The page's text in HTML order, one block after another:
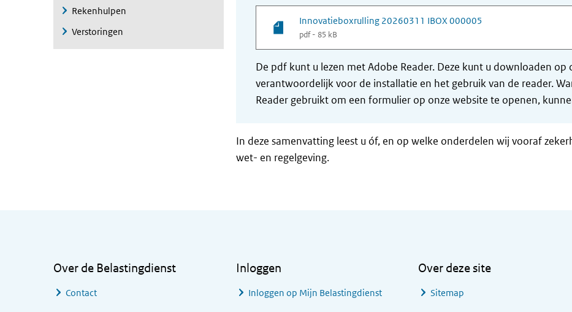
Rekenhulpen
Verstoringen
Innovatieboxrulling 20260311 IBOX 000005
pdf - 85 kB
De pdf kunt u lezen met Adobe Reader. Deze kunt u downloaden
verantwoordelijk voor de installatie en het gebruik van de reader.
Reader gebruikt om een formulier op onze website te openen,
In deze samenvatting leest u óf, en op welke onderdelen wij vooraf
wet- en regelgeving.
Over de Belastingdienst
Contact
Inloggen
Inloggen op Mijn Belastingdienst
Over deze site
Sitemap